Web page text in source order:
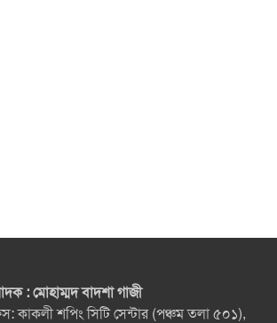
: মোহাম্মদ বাদশা গাজী
কাকলী শপিং সিটি সেন্টার (পঞ্চম তলা ৫০১),